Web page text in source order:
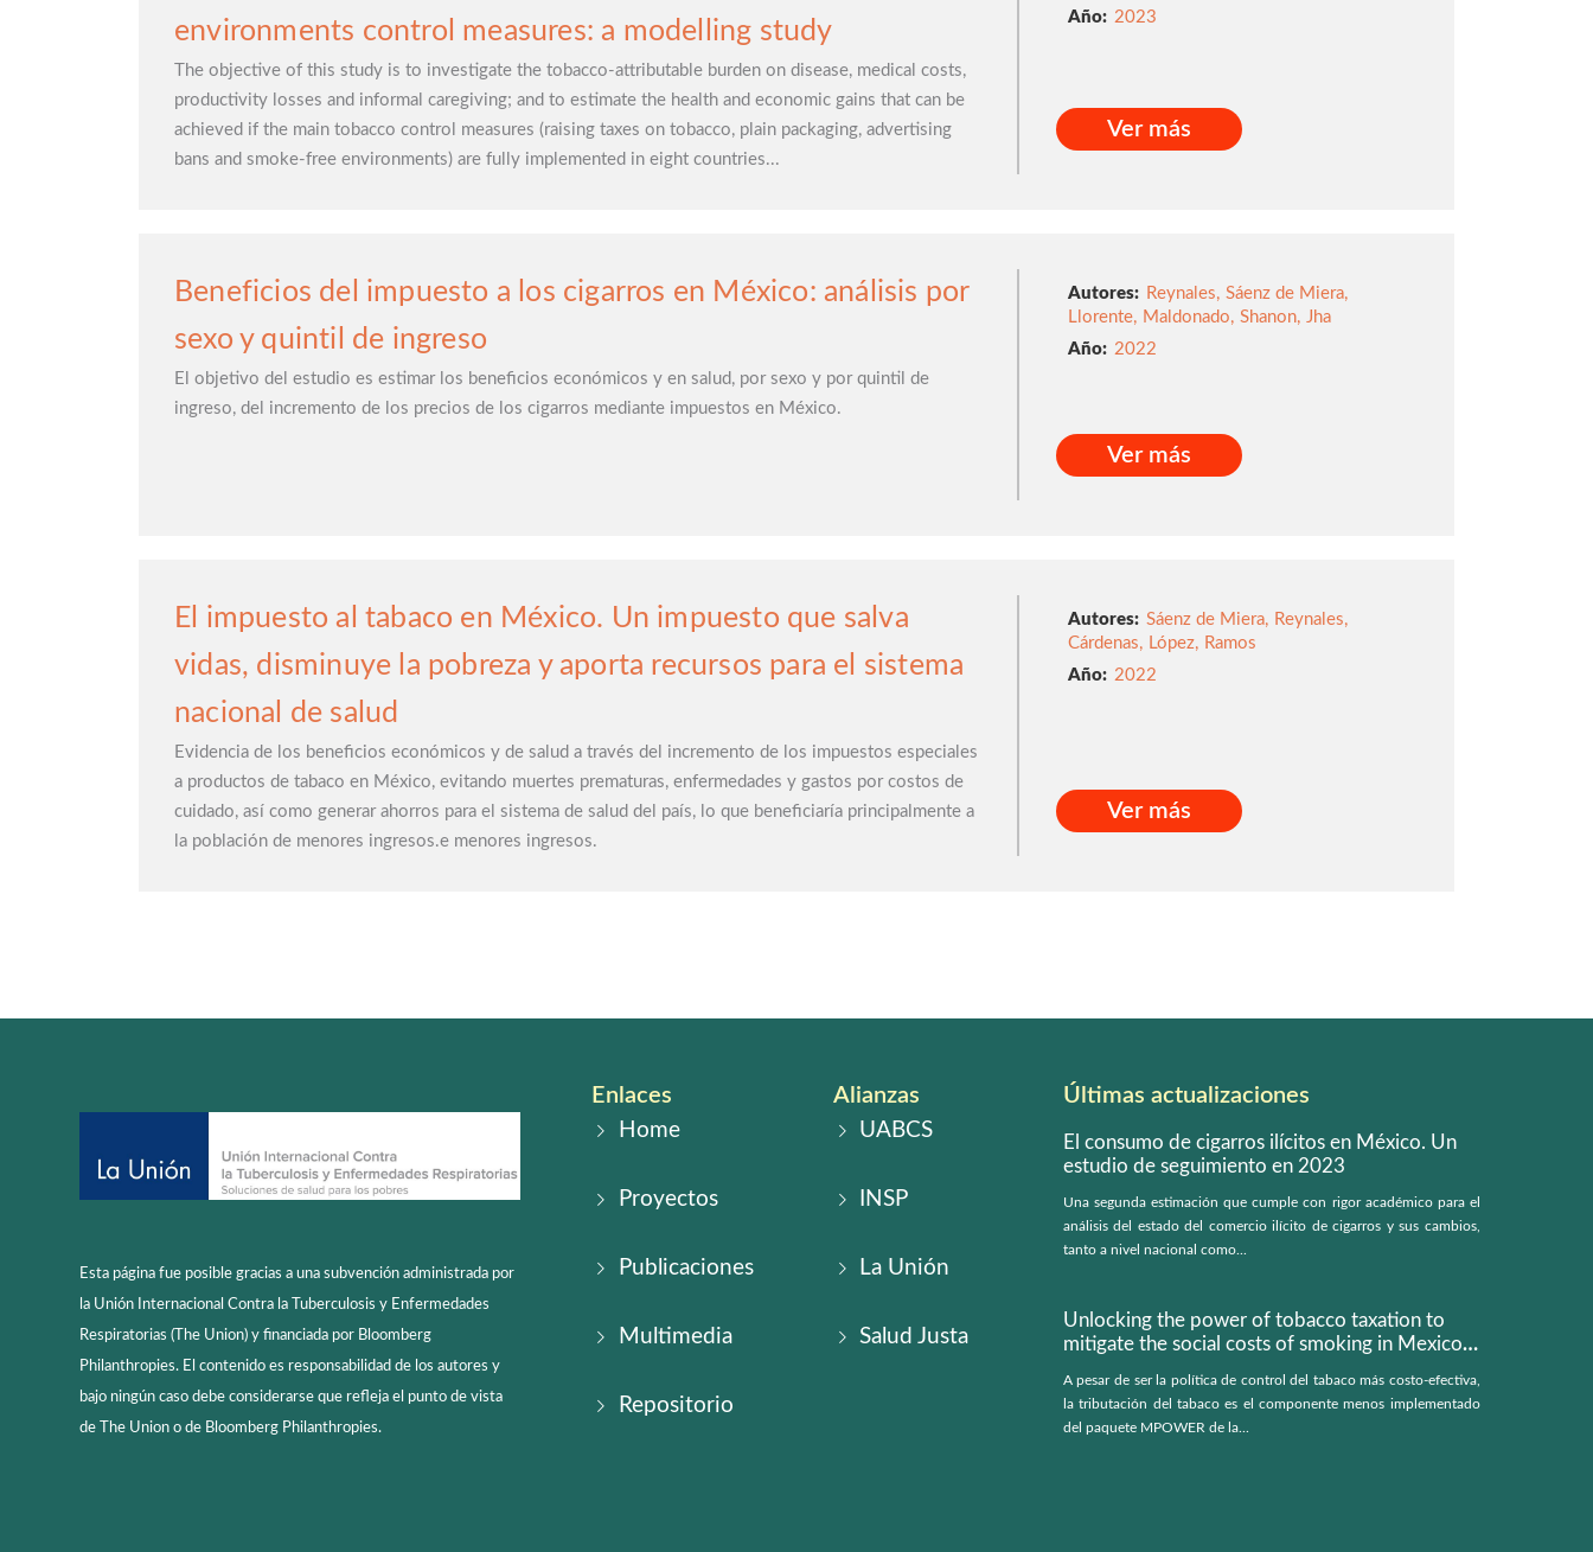
environments control measures: a modelling study
The objective of this study is to investigate the tobacco-attributable burden on disease, medical costs,
productivity losses and informal caregiving; and to estimate the health and economic gains that can be
achieved if the main tobacco control measures (raising taxes on tobacco, plain packaging, advertising
bans and smoke-free environments) are fully implemented in eight countries...
2023
Ver más
Beneficios del impuesto a los cigarros en México: análisis por
sexo y quintil de ingreso
El objetivo del estudio es estimar los beneficios económicos y en salud, por sexo y por quintil de
ingreso, del incremento de los precios de los cigarros mediante impuestos en México.
Autores: Reynales, Sáenz de Miera,
Llorente, Maldonado, Shanon, Jha
2022
Ver más
El impuesto al tabaco en México. Un impuesto que salva
vidas, disminuye la pobreza y aporta recursos para el sistema
nacional de salud
Evidencia de los beneficios económicos y de salud a través del incremento de los impuestos especiales
a productos de tabaco en México, evitando muertes prematuras, enfermedades y gastos por costos de
cuidado, así como generar ahorros para el sistema de salud del país, lo que beneficiaría principalmente a
la población de menores ingresos.e menores ingresos.
Autores: Sáenz de Miera, Reynales,
Cárdenas, López, Ramos
2022
Ver más
Esta página fue posible gracias a una subvención administrada por
la Unión Internacional Contra la Tuberculosis y Enfermedades
Respiratorias (The Union) y financiada por Bloomberg
Philanthropies. El contenido es responsabilidad de los autores y
bajo ningún caso debe considerarse que refleja el punto de vista
de The Union o de Bloomberg Philanthropies.
Enlaces
Home
Proyectos
Publicaciones
Multimedia
Repositorio
Alianzas
UABCS
INSP
La Unión
Salud Justa
Últimas actualizaciones
El consumo de cigarros ilícitos en México. Un
estudio de seguimiento en 2023
Una segunda estimación que cumple con rigor académico para el
análisis del estado del comercio ilícito de cigarros y sus cambios,
tanto a nivel nacional como...
Unlocking the power of tobacco taxation to
mitigate the social costs of smoking in Mexico:
A pesar de ser la política de control del tabaco más costo-efectiva,
la tributación del tabaco es el componente menos implementado
del paquete MPOWER de la...